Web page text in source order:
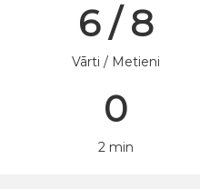
6 / 8
Vārti / Metieni
0
2 min